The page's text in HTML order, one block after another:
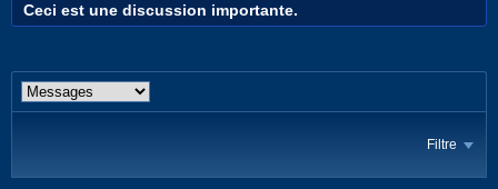
Ceci est une discussion importante.
Filtre